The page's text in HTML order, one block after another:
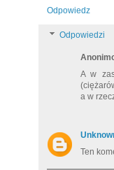
Odpowiedz
Odpowiedzi
A w
a w
Ten